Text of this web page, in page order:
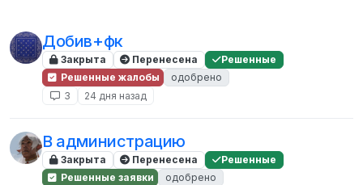
Добив+фк
Закрыта Перенесена
Решенные
Решенные жалобы
одобрено
3
24 дня назад
В администрацию
Закрыта Перенесена
Решенные
Решенные заявки
одобрено